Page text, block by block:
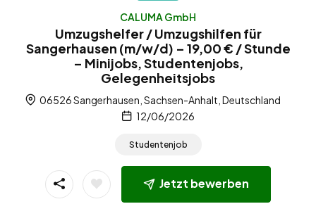
CALUMA GmbH
Umzugshelfer / Umzugshilfen für
Sangerhausen (m/w/d) – 19,00 € / Stunde
– Minijobs, Studentenjobs,
Gelegenheitsjobs
06526 Sangerhausen, Sachsen-Anhalt, Deutschland
12/06/2026
Studentenjob
Jetzt bewerben